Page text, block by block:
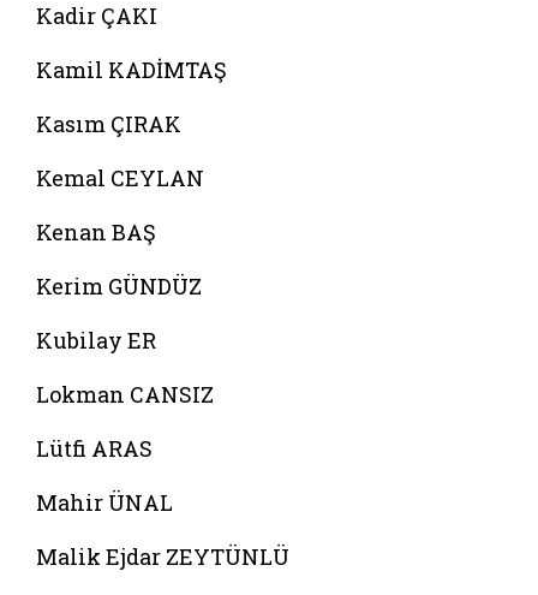
Kadir ÇAKI
Kamil KADİMTAŞ
Kasım ÇIRAK
Kemal CEYLAN
Kenan BAŞ
Kerim GÜNDÜZ
Kubilay ER
Lokman CANSIZ
Lütfi ARAS
Mahir ÜNAL
Malik Ejdar ZEYTÜNLÜ